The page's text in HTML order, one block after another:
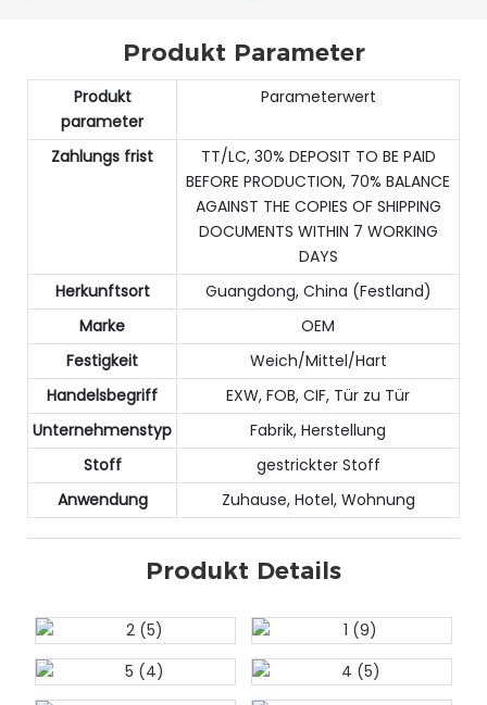
Produkt Parameter
Produkt
parameter
Parameterwert
Zahlungs frist
TT/LC, 30% DEPOSIT TO BE PAID
BEFORE PRODUCTION, 70% BALANCE
AGAINST THE COPIES OF SHIPPING
DOCUMENTS WITHIN 7 WORKING
DAYS
Herkunftsort
Guangdong, China (Festland)
Marke
OEM
Festigkeit
Weich/Mittel/Hart
Handelsbegriff
EXW, FOB, CIF, Tür zu Tür
Unternehmenstyp
Fabrik, Herstellung
Stoff
gestrickter Stoff
Anwendung
Zuhause, Hotel, Wohnung
Produkt Details